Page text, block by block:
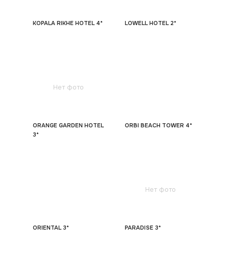
KOPALA RIKHE HOTEL 4* LOWELL HOTEL 2*
Нет фото
ORANGE GARDEN HOTEL
3*
ORBI BEACH TOWER 4*
ORIENTAL 3*
Нет фото
PARADISE 3*